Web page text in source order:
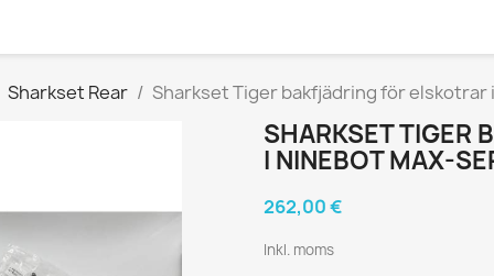
Sharkset Rear Sharkset Tiger bakfjädring för elskotrar
SHARKSET TIGER
I NINEBOT MAX-
262,00 €
Inkl. moms